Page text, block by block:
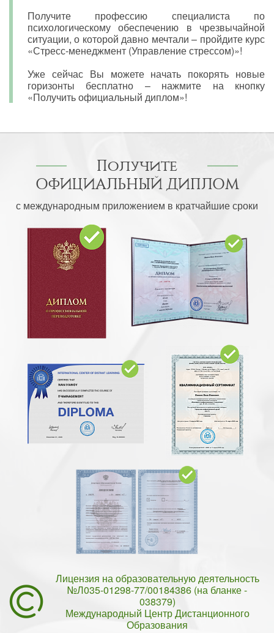
Получите профессию специалиста по
психологическому обеспечению в чрезвычайной
ситуации, о которой давно мечтали – пройдите курс
«Стресс-менеджмент (Управление стрессом)»!
Уже сейчас Вы можете начать покорять новые
горизонты бесплатно – нажмите на кнопку
«Получить официальный диплом»!
Получите
ОФИЦИАЛЬНЫЙ ДИПЛОМ
с международным приложением в кратчайшие сроки
Лицензия на образовательную деятельность
№Л035-01298-77/00184386 (на бланке -
038379)
Международный Центр Дистанционного
Образования